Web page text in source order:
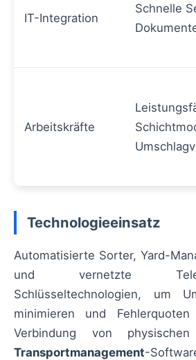
IT-Integration
Schnelle
Arbeitskräfte
Technologieeinsatz
Automatisierte Sorter, Yard-
und vernetzte
Schlüsseltechnologien, um
minimieren und
Verbindung von
Transportmanagement-